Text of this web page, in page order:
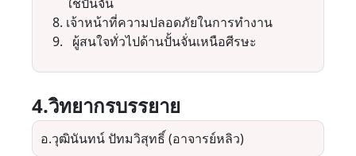
เจ้าหน้าที่ความปลอดภัยในการทำงาน
ผู้สนใจทั่วไปด้านปั้นจั่นเหนือศีรษะ
4.วิทยากรบรรยาย
อ.วุฒินันทน์ ปัทมวิสุทธิ์ (อาจารย์หลิว)